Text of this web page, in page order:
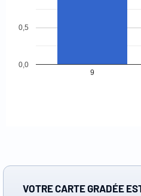
9
0,0
0,5
VOTRE CARTE GRADÉE